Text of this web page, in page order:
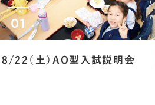
01
8/22（土）AO型入試説明会